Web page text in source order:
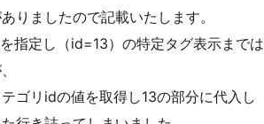
りましたので記載いたします。
指定し（id=13）の特定タグ表示までは
ゴリidの値を取得し13の部分に代入し